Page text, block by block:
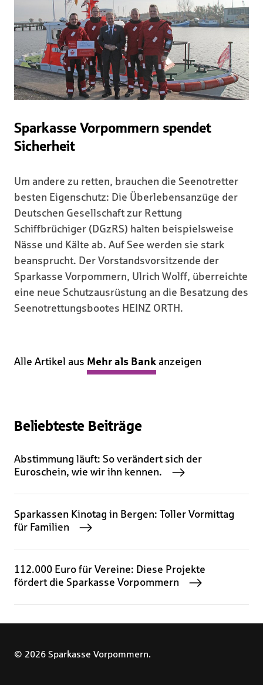
Sparkasse Vorpommern spendet
Sicherheit
Um andere zu retten, brauchen die Seenotretter
besten Eigenschutz: Die Überlebensanzüge der
Deutschen Gesellschaft zur Rettung
Schiffbrüchiger (DGzRS) halten beispielsweise
Nässe und Kälte ab. Auf See werden sie stark
beansprucht. Der Vorstandsvorsitzende der
Sparkasse Vorpommern, Ulrich Wolff, überreichte
eine neue Schutzausrüstung an die Besatzung des
Seenotrettungsbootes HEINZ ORTH.
Alle Artikel aus Mehr als Bank anzeigen
Beliebteste Beiträge
Abstimmung läuft: So verändert sich der
Euroschein, wie wir ihn kennen.
Sparkassen Kinotag in Bergen: Toller Vormittag
für Familien
112.000 Euro für Vereine: Diese Projekte
fördert die Sparkasse Vorpommern
© 2026 Sparkasse Vorpommern.